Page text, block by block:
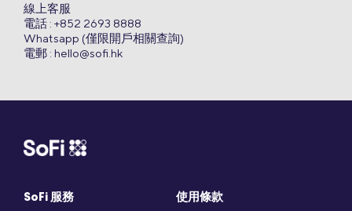
SoFi 服務 使用條款
線上客服
電話 : +852 2693 8888
Whatsapp (僅限開戶相關查詢)
電郵 : hello@sofi.hk